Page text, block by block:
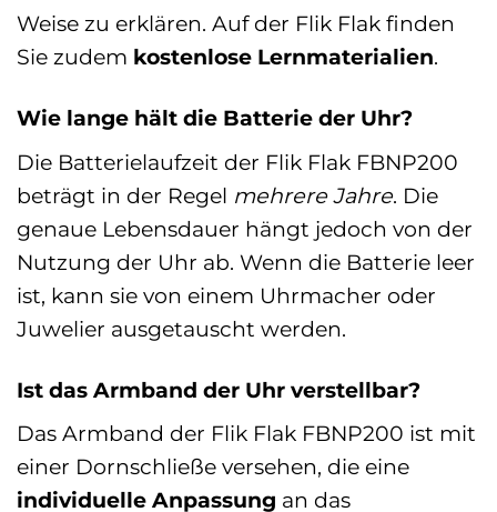
Weise zu erklären. Auf der Flik Flak finden
Sie zudem kostenlose Lernmaterialien.
Wie lange hält die Batterie der Uhr?
Die Batterielaufzeit der Flik Flak FBNP200
beträgt in der Regel mehrere Jahre. Die
genaue Lebensdauer hängt jedoch von der
Nutzung der Uhr ab. Wenn die Batterie leer
ist, kann sie von einem Uhrmacher oder
Juwelier ausgetauscht werden.
Ist das Armband der Uhr verstellbar?
Das Armband der Flik Flak FBNP200 ist mit
einer Dornschließe versehen, die eine
individuelle Anpassung an das